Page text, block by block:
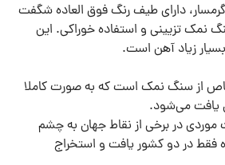
گرمسار، دارای طیف رنگ فوق العاده شگفت
نمک تزیینی و استفاده خوراکی. این
زیاد آهن است.
از سنگ نمک است که به صورت کاملا
یافت می‌شود.
در برخی از نقاط جهان به چشم
فقط در دو کشور یافت و استخراج